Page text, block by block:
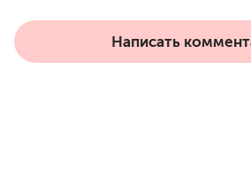
Написать